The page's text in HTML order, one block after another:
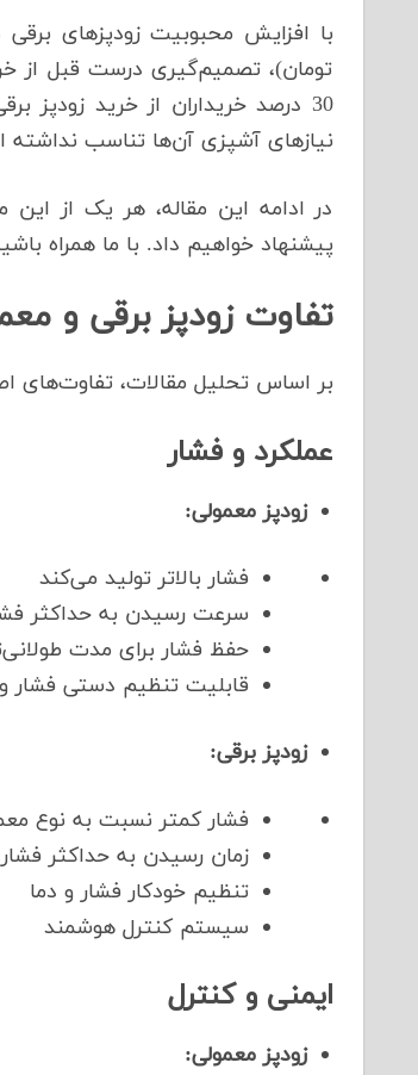
تومان)، تصمیم‌گیری درست قبل از
30 درصد خریداران از خرید
نیازهای آشپزی آن‌ها تناسب
در ادامه این مقاله، هر یک از این
پیشنهاد خواهیم داد. با ما همراه
تفاوت زودپز برقی و
بر اساس تحلیل مقالات، تفاوت‌های
عملکرد و فشار
زودپز معمولی:
فشار بالاتر تولید می‌کند
سرعت رسیدن به حداکثر فشار:
حفظ فشار برای مدت
قابلیت تنظیم دستی فشار
زودپز برقی:
فشار کمتر نسبت به نوع
زمان رسیدن به حداکثر فشار: حدود
تنظیم خودکار فشار و دما
سیستم کنترل هوشمند
ایمنی و کنترل
زودپز معمولی: